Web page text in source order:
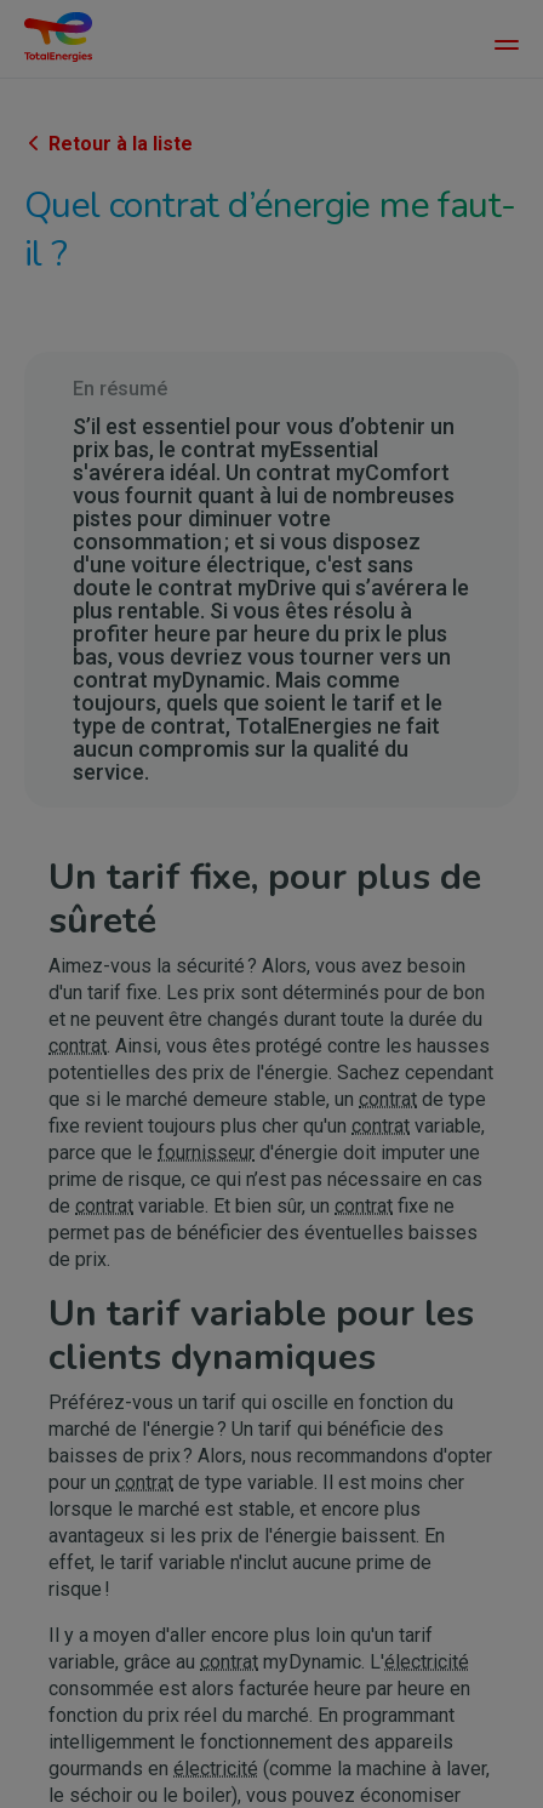
contenu
Main
Retour à la liste
Quel contrat d’énergie me faut-
il ?
En résumé
S’il est essentiel pour vous d’obtenir un
prix bas, le contrat myEssential
s'avérera idéal. Un contrat myComfort
vous fournit quant à lui de nombreuses
pistes pour diminuer votre
consommation ; et si vous disposez
d'une voiture électrique, c'est sans
doute le contrat myDrive qui s’avérera le
plus rentable. Si vous êtes résolu à
profiter heure par heure du prix le plus
bas, vous devriez vous tourner vers un
contrat myDynamic. Mais comme
toujours, quels que soient le tarif et le
type de contrat, TotalEnergies ne fait
aucun compromis sur la qualité du
service.
Un tarif fixe, pour plus de
sûreté
Aimez-vous la sécurité ? Alors, vous avez besoin
d'un tarif fixe. Les prix sont déterminés pour de bon
et ne peuvent être changés durant toute la durée du
contrat. Ainsi, vous êtes protégé contre les hausses
potentielles des prix de l'énergie. Sachez cependant
que si le marché demeure stable, un contrat de type
fixe revient toujours plus cher qu'un contrat variable,
parce que le fournisseur d'énergie doit imputer une
prime de risque, ce qui n’est pas nécessaire en cas
de contrat variable. Et bien sûr, un contrat fixe ne
permet pas de bénéficier des éventuelles baisses
de prix.
Un tarif variable pour les
clients dynamiques
Préférez-vous un tarif qui oscille en fonction du
marché de l'énergie ? Un tarif qui bénéficie des
baisses de prix ? Alors, nous recommandons d'opter
pour un contrat de type variable. Il est moins cher
lorsque le marché est stable, et encore plus
avantageux si les prix de l'énergie baissent. En
effet, le tarif variable n'inclut aucune prime de
risque !
Il y a moyen d'aller encore plus loin qu'un tarif
variable, grâce au contrat myDynamic. L'électricité
consommée est alors facturée heure par heure en
fonction du prix réel du marché. En programmant
intelligemment le fonctionnement des appareils
gourmands en électricité (comme la machine à laver,
le séchoir ou le boiler), vous pouvez économiser